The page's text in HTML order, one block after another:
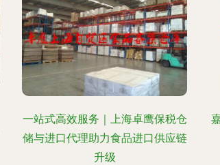
一站式高效服务｜上海卓鹰保税仓
储与进口代理助力食品进口供应链
升级